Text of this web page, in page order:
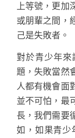
陳子遷律
羅浚軒專欄
溫志倫專欄
汪明欣專欄
張美雄專欄
莊豪鋒專欄
上等號，更加
或朋輩之間，
己是失敗者。
對於青少年
題，失敗當然
人都有機會面
並不可怕，最
長，我們需要
如，如果青少